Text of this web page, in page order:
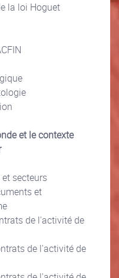
la loi Hoguet
et le contexte
secteurs
et
de l'activité de
de l'activité de